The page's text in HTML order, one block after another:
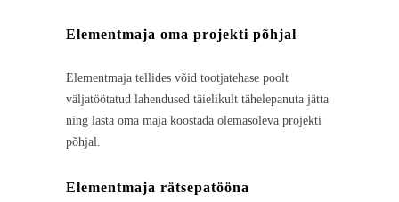
Elementmaja oma projekti põhjal
Elementmaja tellides võid tootjatehase poolt
väljatöötatud lahendused täielikult tähelepanuta jätta
ning lasta oma maja koostada olemasoleva projekti
põhjal.
Elementmaja rätsepatööna